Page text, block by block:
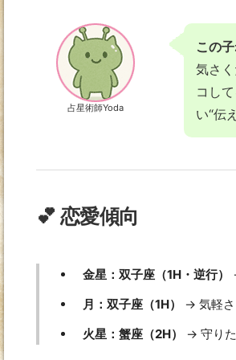
占星術師Yoda
この
気さ
コし
い“伝
💕 恋愛傾向
金星：双子座（1H・逆行）
月：双子座（1H）
→ 気軽さ
火星：蟹座（2H）
→ 守り